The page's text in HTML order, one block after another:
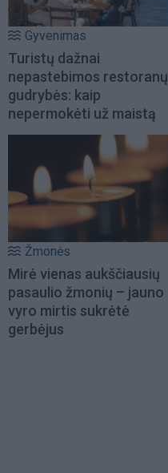
Gyvenimas
Turistų dažnai
nepastebimos restoranų
gudrybės: kaip
nepermokėti už maistą
Žmonės
Mirė vienas aukščiausių
pasaulio žmonių – jauno
vyro mirtis sukrėtė
gerbėjus